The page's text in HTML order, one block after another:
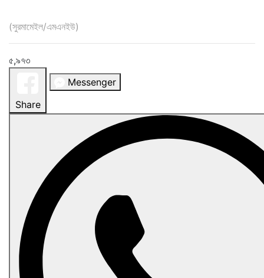
(সুরমামেইল/এমএনইউ)
৫,৯৭৩
Share
Messenger